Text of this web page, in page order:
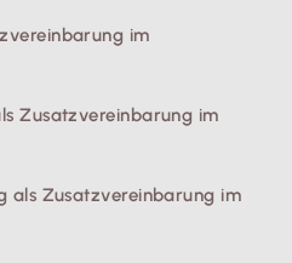
im
Zusatzvereinbarung im
als Zusatzvereinbarung im